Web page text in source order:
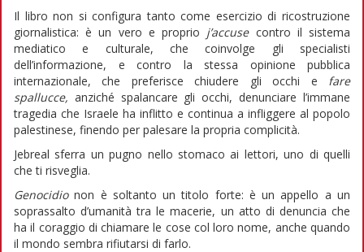
Il libro non si configura tanto come esercizio di ricostruzione
giornalistica: è un vero e proprio j’accusecontro il sistema
mediatico e culturale, che coinvolge gli specialisti
dell’informazione, e contro la stessa opinione pubblica
internazionale, che preferisce chiudere gli occhi e fare
spallucce, anziché spalancare gli occhi, denunciare l’immane
tragedia che Israele ha inflitto e continua a infliggere al popolo
palestinese, finendo per palesare la propria complicità.
Jebreal sferra un pugno nello stomaco ai lettori, uno di quelli
che ti risveglia.
Genocidionon è soltanto un titolo forte: è un appello a un
soprassalto d’umanità tra le macerie, un atto di denuncia che
ha il coraggio di chiamare le cose col loro nome, anche quando
il mondo sembra rifiutarsi di farlo.